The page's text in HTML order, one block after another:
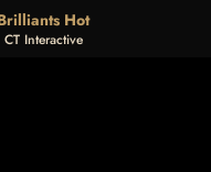
Hot
CT Interactive